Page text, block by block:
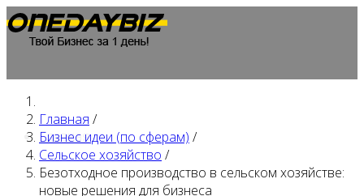
Главная
Главная /
Бизнес идеи (по сферам) /
Сельское хозяйство /
Безотходное производство в сельском хозяйстве:
новые решения для бизнеса